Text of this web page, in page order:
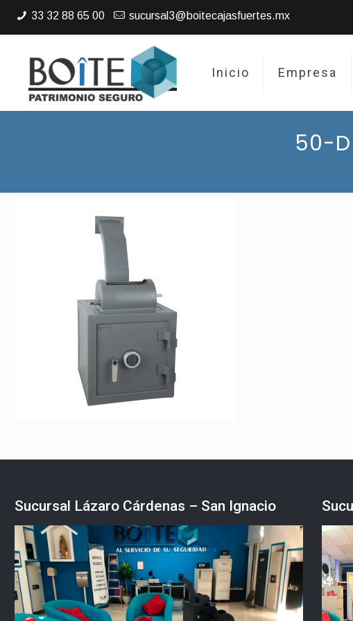
33 32 88 65 00 sucursal3@boitecajasfuertes.mx
Inicio Empresa
50-D
Sucursal Lázaro Cárdenas – San Ignacio